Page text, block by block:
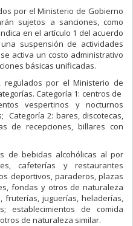
por el Ministerio de Gobierno
sujetos a sanciones, como
en el artículo 1 del acuerdo
suspensión de actividades
activa un costo administrativo
básicas unificadas.
regulados por el Ministerio de
Categoría 1: centros de
vespertinos y nocturnos
2: bares, discotecas,
de recepciones, billares con
de bebidas alcohólicas al por
cafeterías y restaurantes
deportivos, paraderos, plazas
fondas y otros de naturaleza
fruterías, juguerías, heladerías,
establecimientos de comida
de naturaleza similar.